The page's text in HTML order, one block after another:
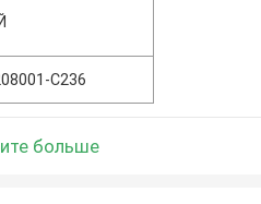
C236
больше